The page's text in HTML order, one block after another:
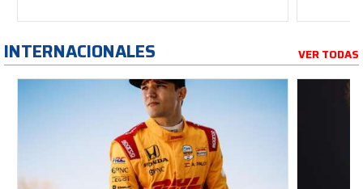
INTERNACIONALES VER TODAS